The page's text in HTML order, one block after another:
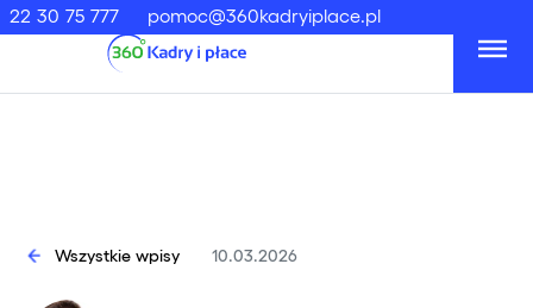
22 30 75 777 pomoc@360kadryiplace.pl
Wszystkie wpisy 10.03.2026